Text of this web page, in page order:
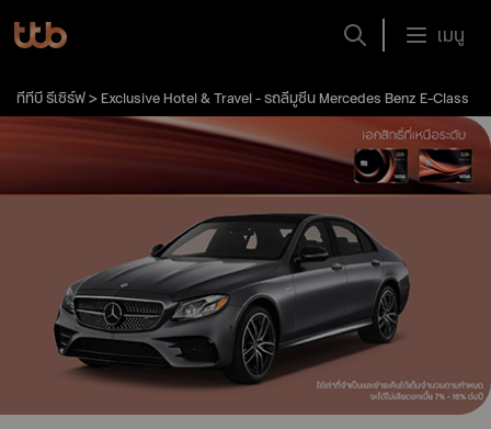
เมนู
ทีทีบี รีเซิร์ฟ Exclusive Hotel & Travel - รถลีมูซีน Mercedes Benz E-Class